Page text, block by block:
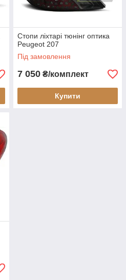
Стопи ліхтарі тюнінг оптика
Peugeot 207
Під замовлення
7 050 ₴/комплект
Купити